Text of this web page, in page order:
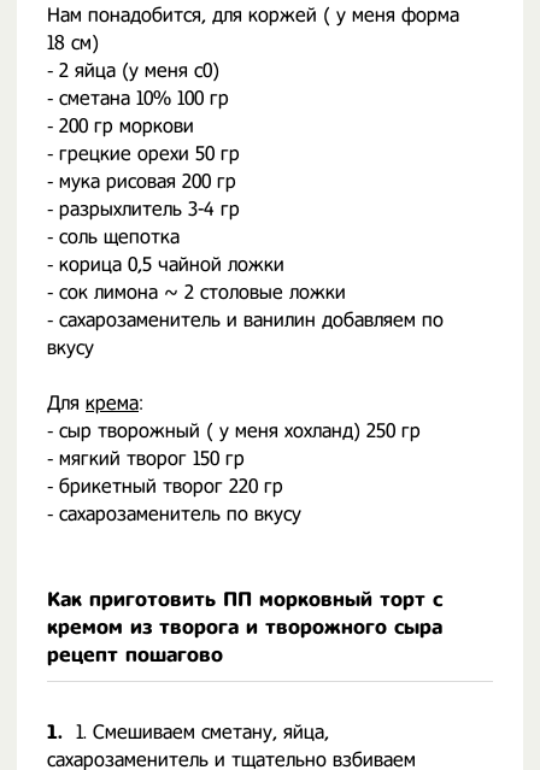
Нам понадобится, для коржей ( у меня форма
18 см)
⁃ 2 яйца (у меня с0)
⁃ сметана 10% 100 гр
⁃ 200 гр моркови
⁃ грецкие орехи 50 гр
⁃ мука рисовая 200 гр
⁃ разрыхлитель 3-4 гр
⁃ соль щепотка
⁃ корица 0,5 чайной ложки
⁃ сок лимона ~ 2 столовые ложки
⁃ сахарозаменитель и ванилин добавляем по
вкусу
Для крема:
⁃ сыр творожный ( у меня хохланд) 250 гр
⁃ мягкий творог 150 гр
⁃ брикетный творог 220 гр
⁃ сахарозаменитель по вкусу
Как приготовить ПП морковный торт с
кремом из творога и творожного сыра
рецепт пошагово
1. 1. Смешиваем сметану, яйца,
сахарозаменитель и тщательно взбиваем